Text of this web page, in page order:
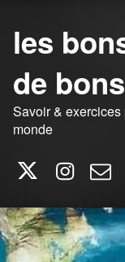
les
de
Savoir &
monde